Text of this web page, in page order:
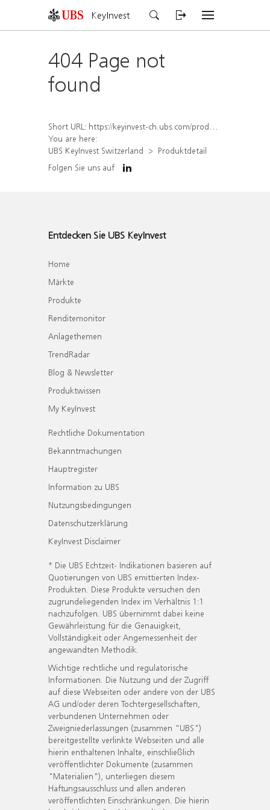
KeyInvest
404 Page not
found
Short URL: https://keyinvest-ch.ubs.com/produkt/detail/index/isin/CH1578001708
You are here:
UBS KeyInvest Switzerland
Produktdetail
Folgen Sie uns auf
Entdecken Sie UBS KeyInvest
Home
Märkte
Produkte
Renditemonitor
Anlagethemen
TrendRadar
Blog & Newsletter
Produktwissen
My KeyInvest
Rechtliche Dokumentation
Bekanntmachungen
Hauptregister
Information zu UBS
Nutzungsbedingungen
Datenschutzerklärung
KeyInvest Disclaimer
* Die UBS Echtzeit- Indikationen basieren auf
Quotierungen von UBS emittierten Index-
Produkten. Diese Produkte versuchen den
zugrundeliegenden Index im Verhältnis 1:1
nachzufolgen. UBS übernimmt dabei keine
Gewährleistung für die Genauigkeit,
Vollständigkeit oder Angemessenheit der
angewandten Methodik.
Wichtige rechtliche und regulatorische
Informationen. Die Nutzung und der Zugriff
auf diese Webseiten oder andere von der UBS
AG und/oder deren Tochtergesellschaften,
verbundenen Unternehmen oder
Zweigniederlassungen (zusammen "UBS")
bereitgestellte verlinkte Webseiten und alle
hierin enthaltenen Inhalte, einschließlich
veröffentlichter Dokumente (zusammen
"Materialien"), unterliegen diesem
Haftungsausschluss und allen anderen
veröffentlichten Einschränkungen. Die hierin